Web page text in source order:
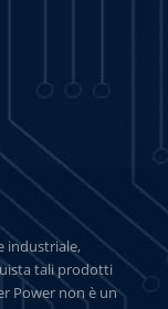
industriale,
tali prodotti
Power non è un